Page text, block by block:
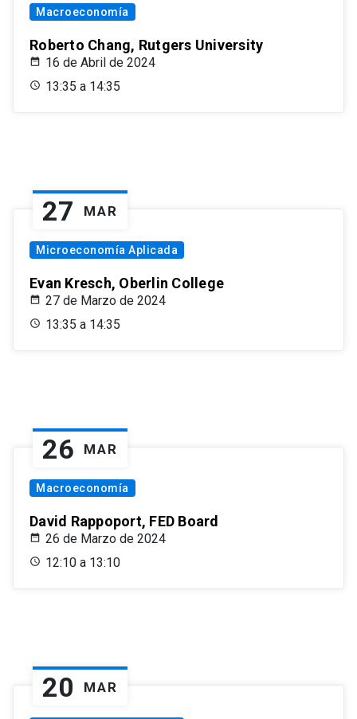
Macroeconomía
Roberto Chang, Rutgers University
16 de Abril de 2024
13:35 a 14:35
27 MAR
Microeconomía Aplicada
Evan Kresch, Oberlin College
27 de Marzo de 2024
13:35 a 14:35
26 MAR
Macroeconomía
David Rappoport, FED Board
26 de Marzo de 2024
12:10 a 13:10
20 MAR